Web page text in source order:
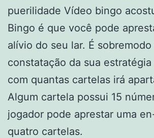
puerilidade Vídeo bingo
Bingo é que você pode
alívio do seu lar. É
constatação da sua
com quantas cartelas irá
Algum cartela possui 15
jogador pode aprestar uma
quatro cartelas.